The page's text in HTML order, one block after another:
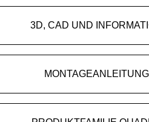
3D, CAD UND
MONTAGEANLEITUNG